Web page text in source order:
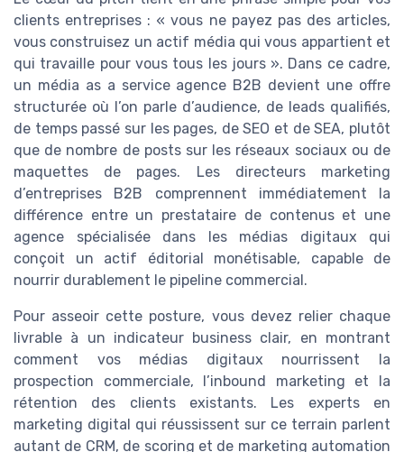
clients entreprises : « vous ne payez pas des articles,
vous construisez un actif média qui vous appartient et
qui travaille pour vous tous les jours ». Dans ce cadre,
un média as a service agence B2B devient une offre
structurée où l’on parle d’audience, de leads qualifiés,
de temps passé sur les pages, de SEO et de SEA, plutôt
que de nombre de posts sur les réseaux sociaux ou de
maquettes de pages. Les directeurs marketing
d’entreprises B2B comprennent immédiatement la
différence entre un prestataire de contenus et une
agence spécialisée dans les médias digitaux qui
conçoit un actif éditorial monétisable, capable de
nourrir durablement le pipeline commercial.
Pour asseoir cette posture, vous devez relier chaque
livrable à un indicateur business clair, en montrant
comment vos médias digitaux nourrissent la
prospection commerciale, l’inbound marketing et la
rétention des clients existants. Les experts en
marketing digital qui réussissent sur ce terrain parlent
autant de CRM, de scoring et de marketing automation